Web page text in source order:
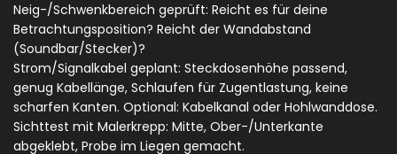
Neig-/Schwenkbereich geprüft: Reicht es für deine
Betrachtungsposition? Reicht der Wandabstand
(Soundbar/Stecker)?
Strom/Signalkabel geplant: Steckdosenhöhe passend,
genug Kabellänge, Schlaufen für Zugentlastung, keine
scharfen Kanten. Optional: Kabelkanal oder Hohlwanddose.
Sichttest mit Malerkrepp: Mitte, Ober-/Unterkante
abgeklebt, Probe im Liegen gemacht.